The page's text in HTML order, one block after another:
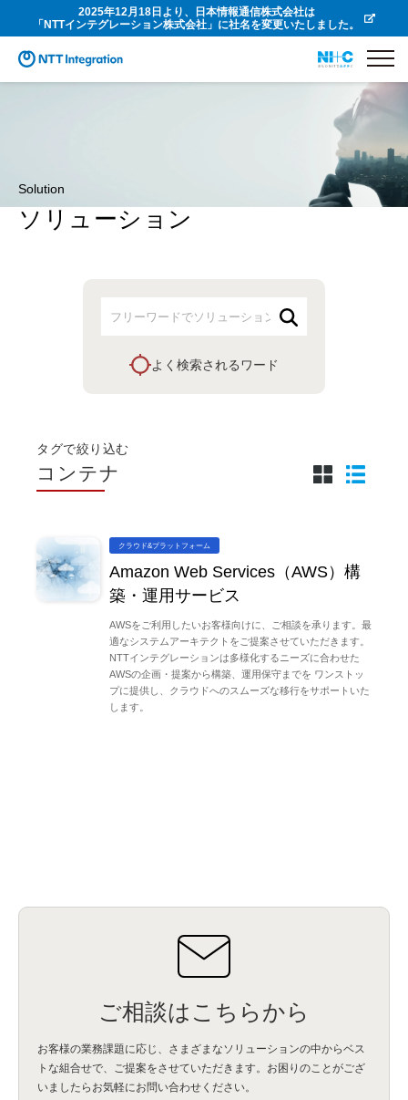
2025年12月18日より、日本情報通信株式会社は
「NTTインテグレーション株式会社」に社名を変更いたしました。
Solution
ソリューション
よく検索されるワード
タグで絞り込む
コンテナ
クラウド&プラットフォーム
Amazon Web Services（AWS）構
築・運用サービス
AWSをご利用したいお客様向けに、ご相談を承ります。最
適なシステムアーキテクトをご提案させていただきます。
NTTインテグレーションは多様化するニーズに合わせた
AWSの企画・提案から構築、運用保守までを ワンストッ
プに提供し、クラウドへのスムーズな移行をサポートいた
します。
ご相談はこちらから
お客様の業務課題に応じ、さまざまなソリューションの中からベス
トな組合せで、
ご提案をさせていただきます。お困りのことがござ
いましたらお気軽にお問い合わせください。